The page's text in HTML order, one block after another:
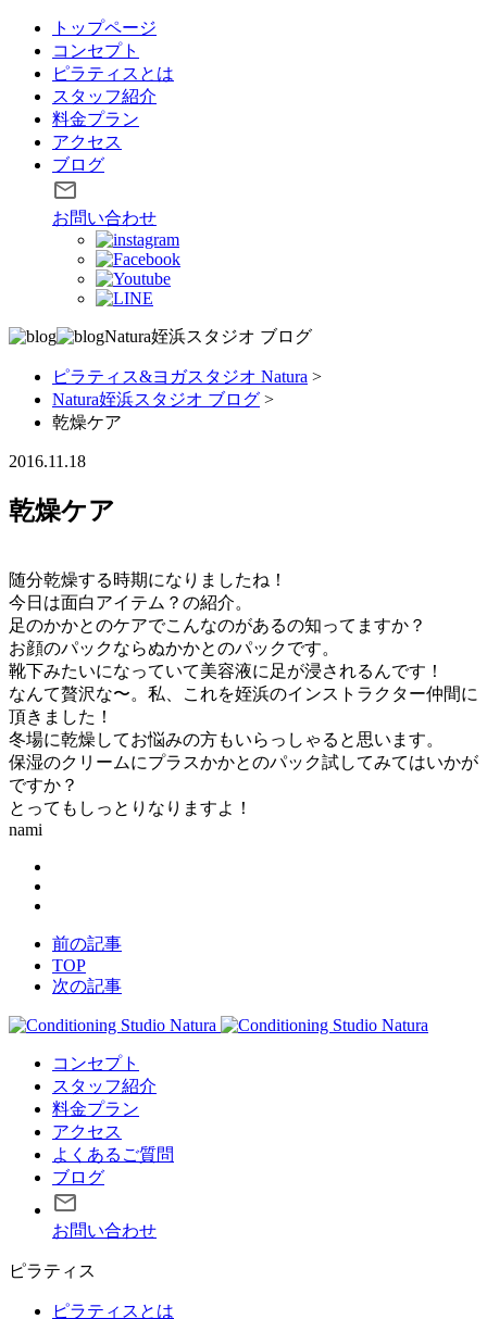
トップページ
コンセプト
ピラティスとは
スタッフ紹介
料金プラン
アクセス
ブログ
お問い合わせ
Natura姪浜スタジオ ブログ
ピラティス&ヨガスタジオ Natura >
Natura姪浜スタジオ ブログ >
乾燥ケア
2016.11.18
乾燥ケア
随分乾燥する時期になりましたね！
今日は面白アイテム？の紹介。
足のかかとのケアでこんなのがあるの知ってますか？
お顔のパックならぬかかとのパックです。
靴下みたいになっていて美容液に足が浸されるんです！
なんて贅沢な〜。私、これを姪浜のインストラクター仲間に
頂きました！
冬場に乾燥してお悩みの方もいらっしゃると思います。
保湿のクリームにプラスかかとのパック試してみてはいかが
ですか？
とってもしっとりなりますよ！
nami
前の記事
TOP
次の記事
コンセプト
スタッフ紹介
料金プラン
アクセス
よくあるご質問
ブログ
お問い合わせ
ピラティス
ピラティスとは